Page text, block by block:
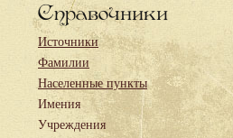
Справочники
Источники
Фамилии
Населенные пункты
Имения
Учреждения